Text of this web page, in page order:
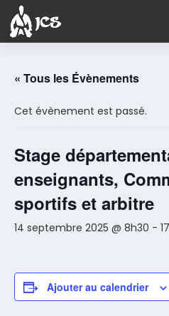
« Tous les Évènements
Cet évènement est passé.
Stage
enseignants,
sportifs et arbitre
14 septembre 2025 @ 8h30 -
Ajouter au calendrier